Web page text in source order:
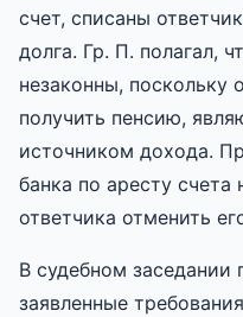
счет, списаны
долга. Гр. П. полагал,
незаконны,
получить пенсию,
источником дохода.
банка по аресту счета
ответчика отменить
В судебном заседании
заявленные